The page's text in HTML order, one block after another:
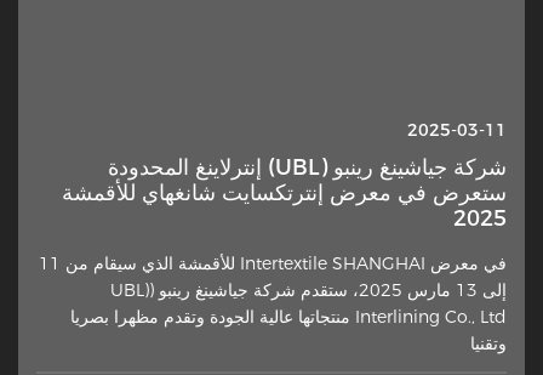
2025-10-13
التداخل — لماذا أصبحت هذه الطبقة المخفية فجأة
تحت الأضواء؟
والخياطين المنزليين والمعلقين في الصناعة. طبقة القماش الإضافية
الموضوعة على الجانب الخطأ من المواد الخارجية ها
اعرف المزيد
2025-03-11
شركة جياشينغ رينبو (UBL) إنترلاينغ المحدودة
ستعرض في معرض إنترتكسايت شانغهاي للأقمشة
2025
في معرض Intertextile SHANGHAI للأقمشة الذي سيقام من 11
إلى 13 مارس 2025، ستقدم شركة جياشينغ رينبو (UBL)
Interlining Co., Ltd منتجاتها عالية الجودة وتقدم مظهرا بصريا
وتقنيا